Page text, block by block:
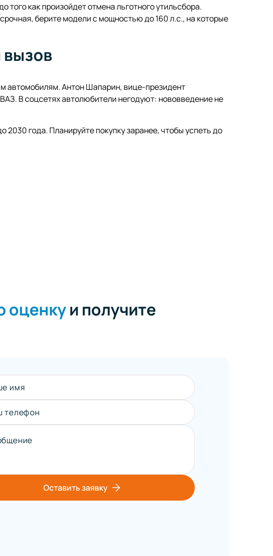
как произойдет отмена льготного утильсбора.
берите модели с мощностью до 160 л.с., на которые
вызов
автомобилям. Антон Шапарин, вице-президент
В соцсетях автолюбители негодуют: нововведение не
2030 года. Планируйте покупку заранее, чтобы успеть до
оценкуи получите
имя
телефон
Оставить заявку